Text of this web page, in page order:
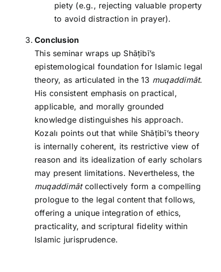
piety (e.g., rejecting valuable property
to avoid distraction in prayer).
Conclusion
This seminar wraps up Shāṭibī’s
epistemological foundation for Islamic legal
theory, as articulated in the 13 muqaddimāt.
His consistent emphasis on practical,
applicable, and morally grounded
knowledge distinguishes his approach.
Kozalı points out that while Shāṭibī’s theory
is internally coherent, its restrictive view of
reason and its idealization of early scholars
may present limitations. Nevertheless, the
muqaddimātcollectively form a compelling
prologue to the legal content that follows,
offering a unique integration of ethics,
practicality, and scriptural fidelity within
Islamic jurisprudence.